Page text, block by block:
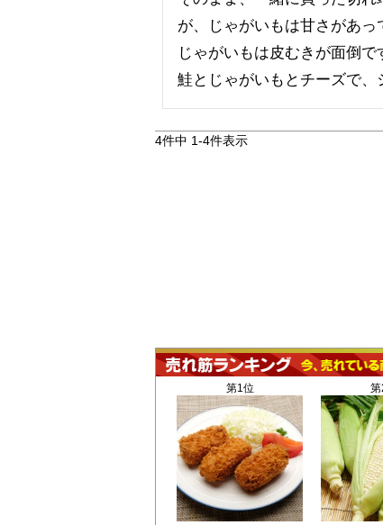
が、じゃがいもは甘さがあ
じゃがいもは皮むきが面倒
鮭とじゃがいもとチーズで、
4件中 1-4件表示
第1位 第